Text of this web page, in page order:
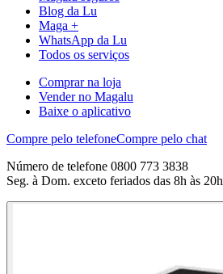
Blog da Lu
Maga +
WhatsApp da Lu
Todos os serviços
Comprar na loja
Vender no Magalu
Baixe o aplicativo
Compre pelo telefoneCompre pelo chat
Número de telefone 0800 773 3838
Seg. à Dom. exceto feriados das 8h às 20h